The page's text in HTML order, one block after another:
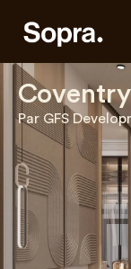
Par GFS